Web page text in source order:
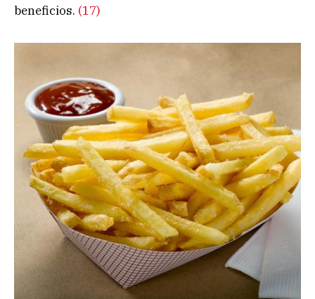
beneficios. (17)